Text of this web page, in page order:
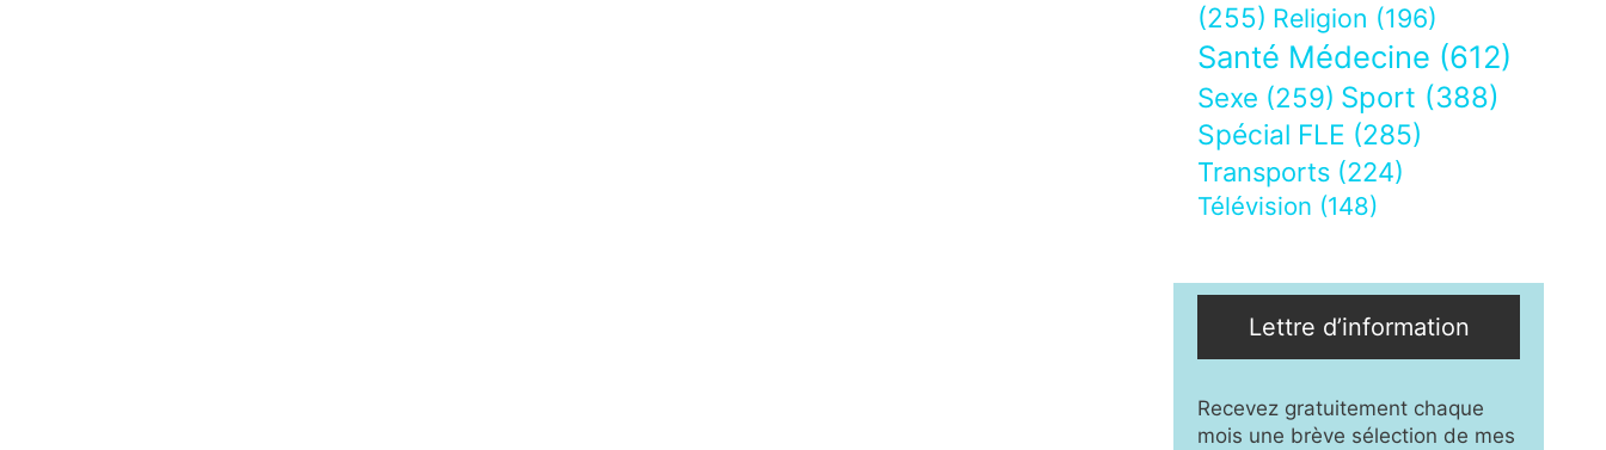
(255) Religion (196)
Santé Médecine (612)
Sexe (259) Sport (388)
Spécial FLE (285)
Transports (224)
Télévision (148)
Lettre d’information
Recevez gratuitement chaque
mois une brève sélection de mes